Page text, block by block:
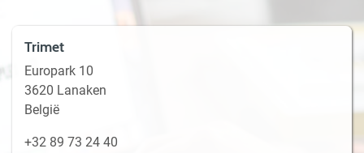
Trimet
Europark 10
3620 Lanaken
België
+32 89 73 24 40